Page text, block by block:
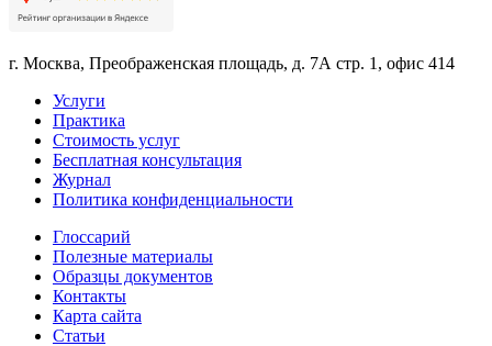
г. Москва, Преображенская площадь, д. 7А стр. 1, офис 414
Услуги
Практика
Стоимость услуг
Бесплатная консультация
Журнал
Политика конфиденциальности
Глоссарий
Полезные материалы
Образцы документов
Контакты
Карта сайта
Статьи